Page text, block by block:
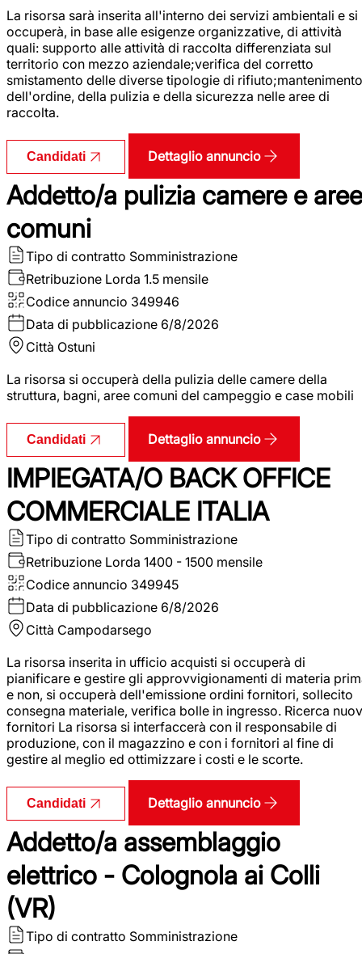
La risorsa sarà inserita all'interno dei servizi ambientali e si
occuperà, in base alle esigenze organizzative, di attività
quali: supporto alle attività di raccolta differenziata sul
territorio con mezzo aziendale;verifica del corretto
smistamento delle diverse tipologie di rifiuto;mantenimento
dell'ordine, della pulizia e della sicurezza nelle aree di
raccolta.
Candidati Dettaglio annuncio
Addetto/a pulizia camere e aree
comuni
Tipo di contratto Somministrazione
Retribuzione Lorda 1.5 mensile
Codice annuncio 349946
Data di pubblicazione 6/8/2026
Città Ostuni
La risorsa si occuperà della pulizia delle camere della
struttura, bagni, aree comuni del campeggio e case mobili
Candidati Dettaglio annuncio
IMPIEGATA/O BACK OFFICE
COMMERCIALE ITALIA
Tipo di contratto Somministrazione
Retribuzione Lorda 1400 - 1500 mensile
Codice annuncio 349945
Data di pubblicazione 6/8/2026
Città Campodarsego
La risorsa inserita in ufficio acquisti si occuperà di
pianificare e gestire gli approvvigionamenti di materia
e non, si occuperà dell'emissione ordini fornitori, sollecito
consegna materiale, verifica bolle in ingresso. Ricerca
fornitori La risorsa si interfaccerà con il responsabile di
produzione, con il magazzino e con i fornitori al fine di
gestire al meglio ed ottimizzare i costi e le scorte.
Candidati Dettaglio annuncio
Addetto/a assemblaggio
elettrico - Colognola ai Colli
(VR)
Tipo di contratto Somministrazione